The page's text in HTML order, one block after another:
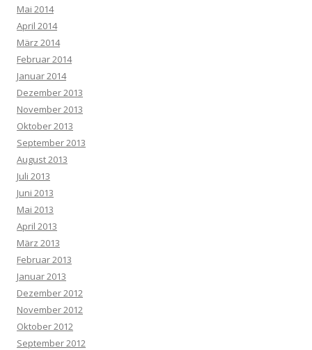
Mai 2014
April 2014
März 2014
Februar 2014
Januar 2014
Dezember 2013
November 2013
Oktober 2013
September 2013
August 2013
Juli 2013
Juni 2013
Mai 2013
April 2013
März 2013
Februar 2013
Januar 2013
Dezember 2012
November 2012
Oktober 2012
September 2012